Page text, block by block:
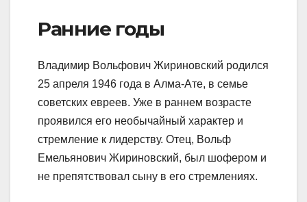
Ранние годы
Владимир Вольфович Жириновский родился
25 апреля 1946 года в Алма-Ате, в семье
советских евреев. Уже в раннем возрасте
проявился его необычайный характер и
стремление к лидерству. Отец, Вольф
Емельянович Жириновский, был шофером и
не препятствовал сыну в его стремлениях.